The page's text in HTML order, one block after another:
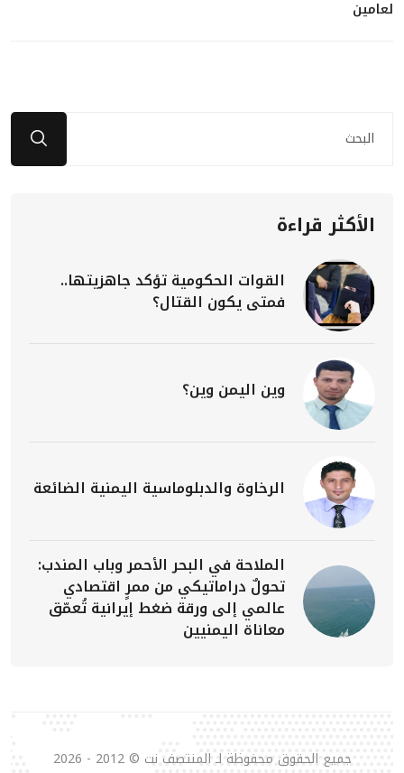
لعامين
الأكثر قراءة
القوات الحكومية تؤكد جاهزيتها..
فمتى يكون القتال؟
وين اليمن وين؟
الرخاوة والدبلوماسية اليمنية الضائعة
الملاحة في البحر الأحمر وباب المندب:
تحولٌ دراماتيكي من ممرٍ اقتصادي
عالمي إلى ورقة ضغط إيرانية تُعمّق
معاناة اليمنيين
جميع الحقوق محفوظة لـ المنتصف نت © 2012 - 2026